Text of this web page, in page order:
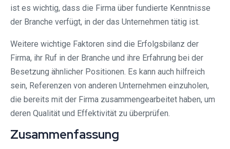
ist es wichtig, dass die Firma über fundierte Kenntnisse
der Branche verfügt, in der das Unternehmen tätig ist.
Weitere wichtige Faktoren sind die Erfolgsbilanz der
Firma, ihr Ruf in der Branche und ihre Erfahrung bei der
Besetzung ähnlicher Positionen. Es kann auch hilfreich
sein, Referenzen von anderen Unternehmen einzuholen,
die bereits mit der Firma zusammengearbeitet haben, um
deren Qualität und Effektivität zu überprüfen.
Zusammenfassung